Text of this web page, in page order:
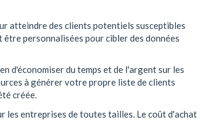
atteindre des clients potentiels susceptibles
personnalisées pour cibler des données
d'économiser du temps et de l'argent sur les
à générer votre propre liste de clients
créée.
les entreprises de toutes tailles. Le coût d'achat